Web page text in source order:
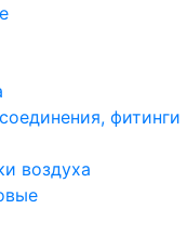
фитинги
воздуха